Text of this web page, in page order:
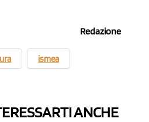
Redazione
ismea
ANCHE